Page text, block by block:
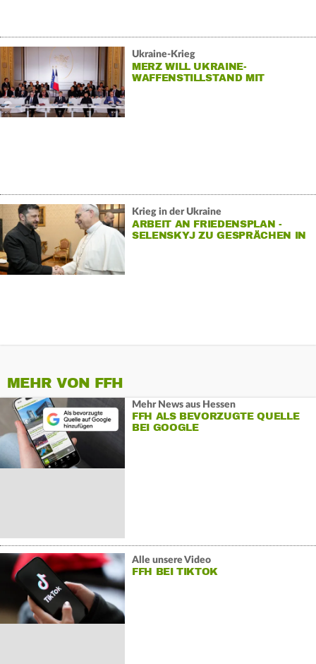
Ukraine-Krieg
MERZ WILL UKRAINE-
WAFFENSTILLSTAND MIT
Krieg in der Ukraine
ARBEIT AN FRIEDENSPLAN -
SELENSKYJ ZU GESPRÄCHEN IN
MEHR VON FFH
Mehr News aus Hessen
FFH ALS BEVORZUGTE QUELLE
BEI GOOGLE
Alle unsere Video
FFH BEI TIKTOK